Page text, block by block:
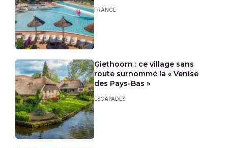
FRANCE
Giethoorn : ce village sans
route surnommé la « Venise
des Pays-Bas »
ESCAPADES